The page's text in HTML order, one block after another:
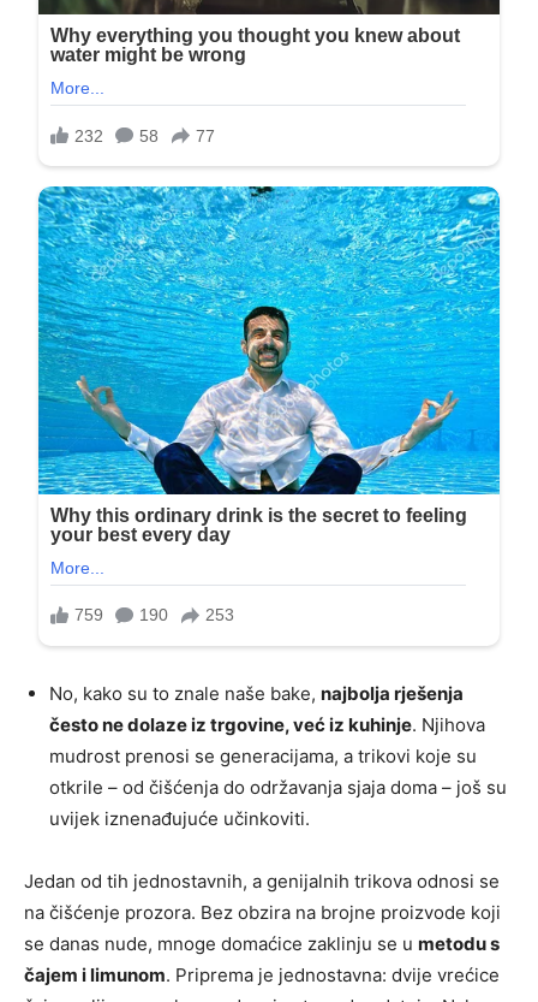
No, kako su to znale naše bake, najbolja rješenja
često ne dolaze iz trgovine, već iz kuhinje. Njihova
mudrost prenosi se generacijama, a trikovi koje su
otkrile – od čišćenja do održavanja sjaja doma – još su
uvijek iznenađujuće učinkoviti.
Jedan od tih jednostavnih, a genijalnih trikova odnosi se
na čišćenje prozora. Bez obzira na brojne proizvode koji
se danas nude, mnoge domaćice zaklinju se u metodu s
čajem i limunom. Priprema je jednostavna: dvije vrećice